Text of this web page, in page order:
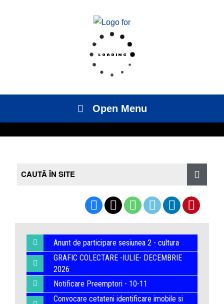
Open Menu
Anunt de participare sesiunea 2 - cultura
GRAFIC COLECTARE -IULIE- DECEMBRIE
2026
Notificare Preemptori - 10-11
Convocare cetateni identificare imobile si